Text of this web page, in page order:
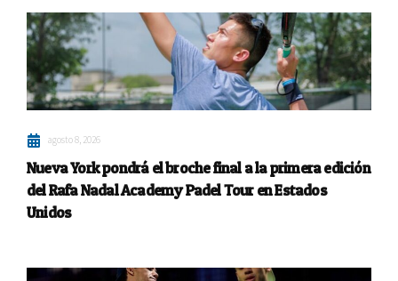
agosto 8, 2026
Nueva York pondrá el broche final a la primera edición
del Rafa Nadal Academy Padel Tour en Estados
Unidos